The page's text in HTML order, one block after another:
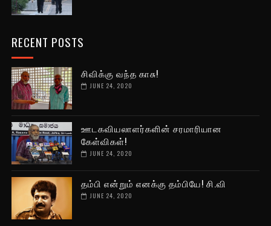
RECENT POSTS
சிவிக்கு வந்த காசு!
JUNE 24, 2020
ஊடகவியலாளர்களின் சரமாரியான
கேள்விகள்!
JUNE 24, 2020
தம்பி என்றும் எனக்கு தம்பியே! சி.வி
JUNE 24, 2020